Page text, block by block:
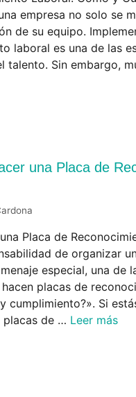
empresa no solo se
de su equipo.
laboral es una de las
talento. Sin embargo,
una Placa de
Placa de
de organizar
especial, una de
placas de
cumplimiento?». Si
placas de … Leer más